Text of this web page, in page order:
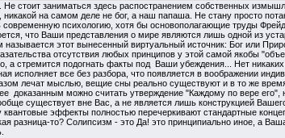
стоит заниматься здесь распостранением собственных
никакой на самом деле не бог, а наш папаша. Не стану просто
психологию, хотя бы основополагающие труды
что Ваши представления о мире являются лишь одной из
этот вынесенный виртуальный источник: Бог или
отсутствия любых принципов у этой самой якобы
а стремится подогнать факты под Ваши убеждения... Нет
исполняет все без разбора, что появляется в воображении
лечат мыслью, вещие сны реально существуют и в то же
доказанным можно считать утверждение "Каждому по вере
существует вне Вас, а не является лишь конструкцией
эффекты полностью перечеркивают стандартные
разница-то? Солипсизм - это Да! это принципиально иное, а